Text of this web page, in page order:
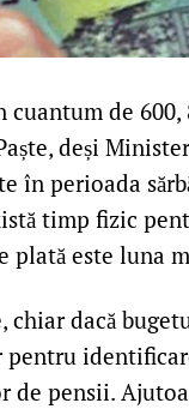
de
deși
în perioada
timp fizic
plată este luna
chiar dacă
pentru
de pensii.